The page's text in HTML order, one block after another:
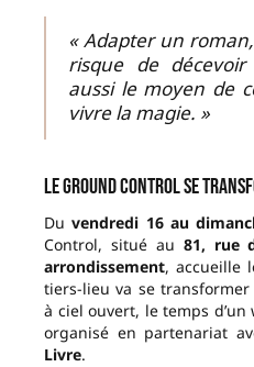
« Adapter un
risque de
aussi le moyen de
vivre la magie. »
Le Ground Control se
Duvendredi 16 au
Control, situé au 81, rue
arrondissement, accueille
tiers-lieu va se
à ciel ouvert, le temps d’un
organisé en partenariat
Livre.